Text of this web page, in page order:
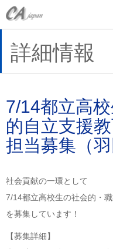
詳細情報
7/14都立高
的自立支援
担当募集（羽
社会貢献の一環として
7/14都立高校生の社会的・
を募集しています！
【募集詳細】